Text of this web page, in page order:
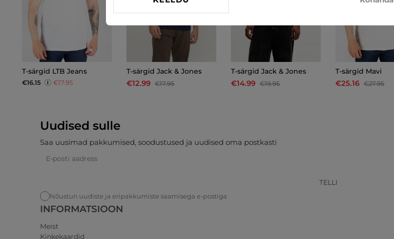
T-särgid LTB Jeans
€16.15 €17.95
T-särgid Jack & Jones
€12.99 €17.95
T-särgid Jack & Jones
€14.99 €19.95
T-särgid Mavi
€25.16 €27.95
Uudised sulle
Saa uusimad pakkumised, soodustused ja uudised oma postkasti
TELLI
Nõustun uudiste ja eripakkumiste saamisega e-postiga
INFORMATSIOON
Meist
Kinkekaardid